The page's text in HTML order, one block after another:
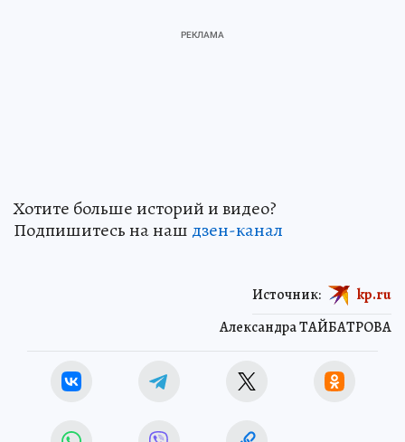
Хотите больше историй и видео?
Подпишитесь на наш дзен-канал
Александра ТАЙБАТРОВА
Источник: kp.ru